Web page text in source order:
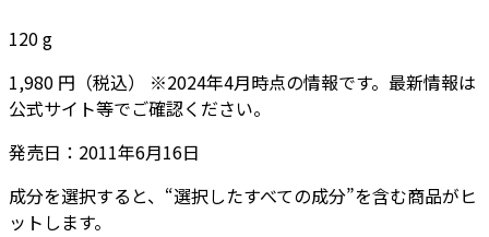
120g
1,980 円 （税込） ※2024年4月時点の情報です。最新情報は
公式サイト等でご確認ください。
発売日： 2011年6月16日
成分を選択すると、“選択したすべての成分”を含む商品がヒ
ットします。